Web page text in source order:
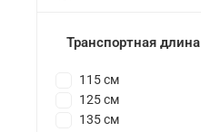
Транспортная длина
115 см
125 см
135 см